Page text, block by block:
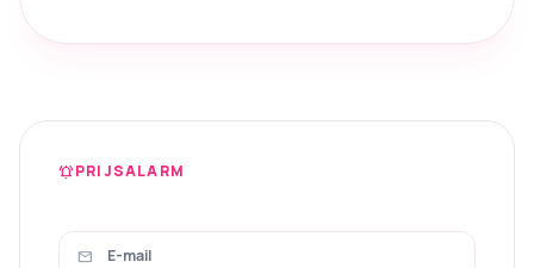
notifications_activePRIJSALARM
mail